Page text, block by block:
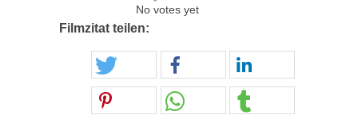
No votes yet
Filmzitat teilen: